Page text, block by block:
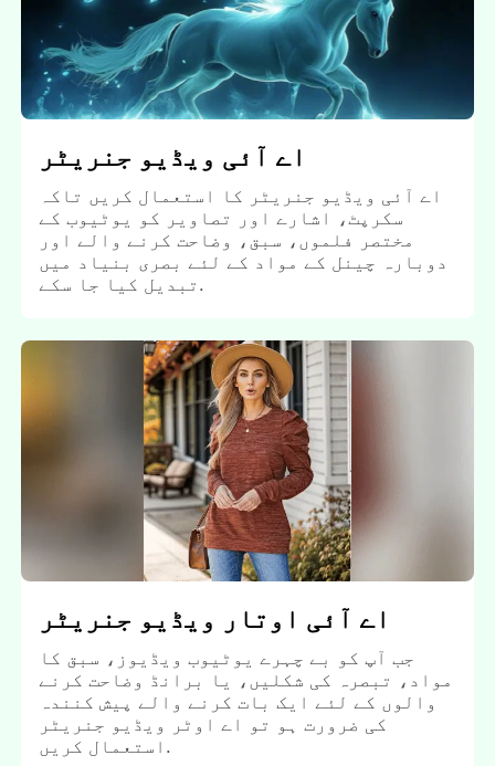
اے آئی ویڈیو جنریٹر
اے آئی ویڈیو جنریٹر کا استعمال کریں تاکہ
سکرپٹ، اشارے اور تصاویر کو یوٹیوب کے
مختصر فلموں، سبق، وضاحت کرنے والے اور
دوبارہ چینل کے مواد کے لئے بصری بنیاد میں
تبدیل کیا جا سکے.
اے آئی اوتار ویڈیو جنریٹر
جب آپ کو بے چہرے یوٹیوب ویڈیوز، سبق کا
مواد، تبصرہ کی شکلیں، یا برانڈ وضاحت کرنے
والوں کے لئے ایک بات کرنے والے پیش کنندہ
کی ضرورت ہو تو اے اوٹر ویڈیو جنریٹر
استعمال کریں.